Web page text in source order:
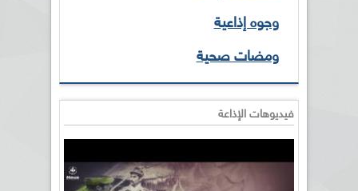
وجوه إذاعية
ومضات صحية
فيديوهات الإذاعة